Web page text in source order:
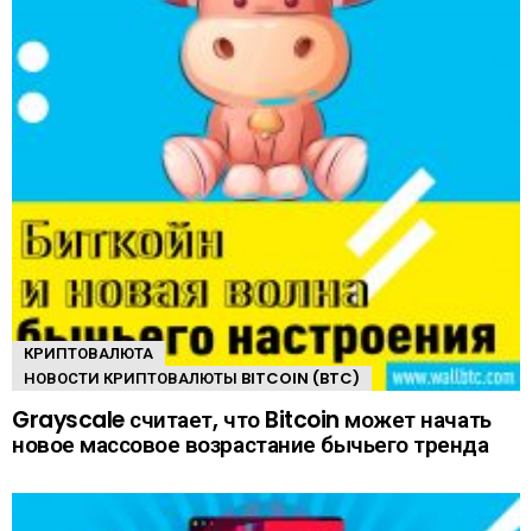
КРИПТОВАЛЮТА
НОВОСТИ КРИПТОВАЛЮТЫ BITCOIN (BTC)
Grayscale считает, что Bitcoin может начать
новое массовое возрастание бычьего тренда